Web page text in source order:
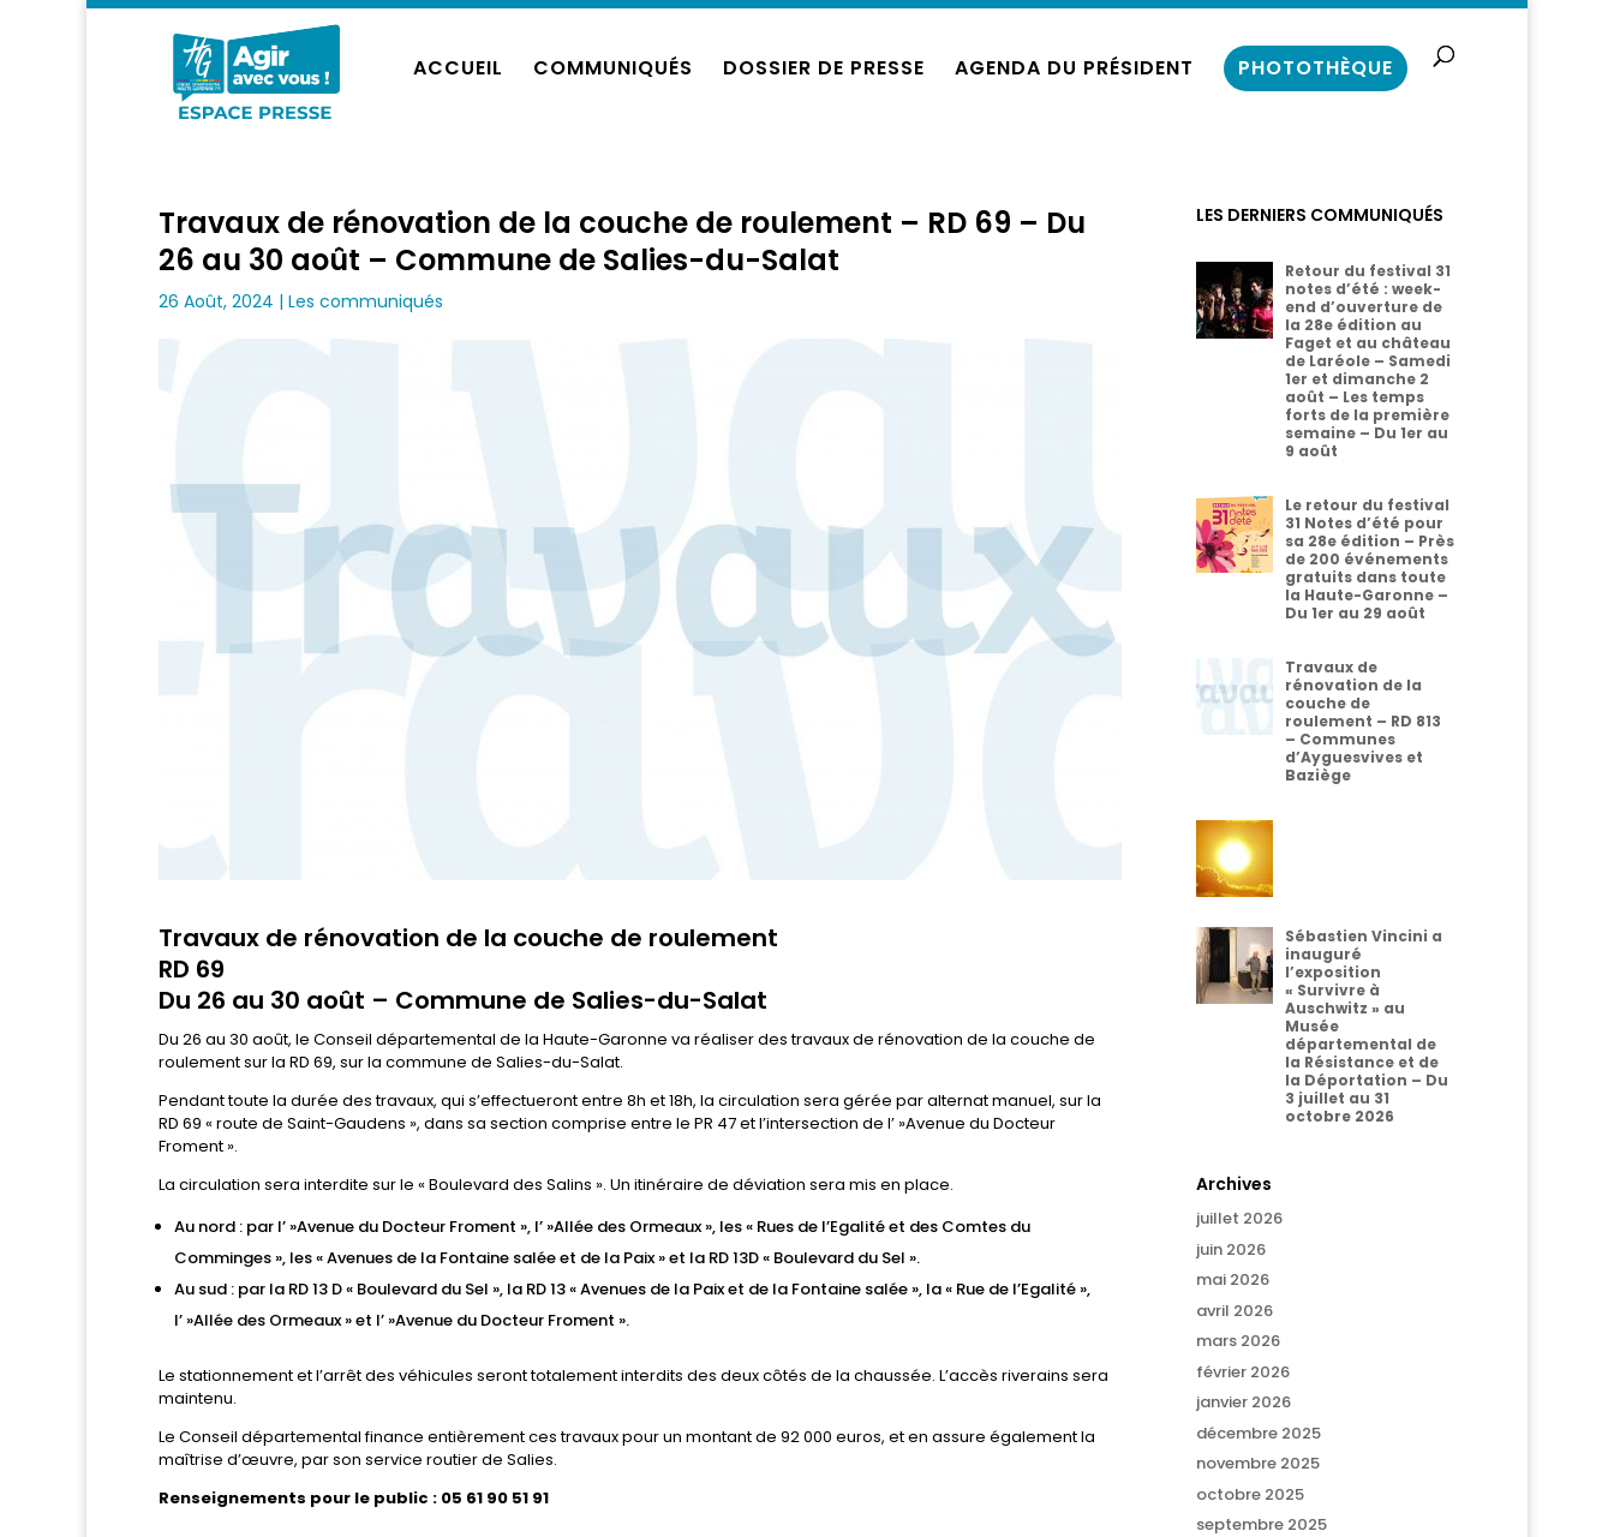
ACCUEIL COMMUNIQUÉS DOSSIER DE PRESSE AGENDA DU PRÉSIDENT PHOTOTHÈQUE
Travaux de rénovation de la couche de roulement – RD 69 – Du
26 au 30 août – Commune de Salies-du-Salat
26 Août, 2024 | Les communiqués
Travaux de rénovation de la couche de roulement
RD 69
Du 26 au 30 août – Commune de Salies-du-Salat
Du 26 au 30 août, le Conseil départemental de la Haute-Garonne va réaliser des travaux de rénovation de la couche de
roulement sur la RD 69, sur la commune de Salies-du-Salat.
Pendant toute la durée des travaux, qui s’effectueront entre 8h et 18h, la circulation sera gérée par alternat manuel, sur la
RD 69 « route de Saint-Gaudens », dans sa section comprise entre le PR 47 et l’intersection de l’ »Avenue du Docteur
Froment ».
La circulation sera interdite sur le « Boulevard des Salins ». Un itinéraire de déviation sera mis en place.
Au nord : par l’ »Avenue du Docteur Froment », l’ »Allée des Ormeaux », les « Rues de l’Egalité et des Comtes du
Comminges », les « Avenues de la Fontaine salée et de la Paix » et la RD 13D « Boulevard du Sel ».
Au sud : par la RD 13 D « Boulevard du Sel », la RD 13 « Avenues de la Paix et de la Fontaine salée », la « Rue de l’Egalité »,
l’ »Allée des Ormeaux » et l’ »Avenue du Docteur Froment ».
Le stationnement et l’arrêt des véhicules seront totalement interdits des deux côtés de la chaussée. L’accès riverains sera
maintenu.
Le Conseil départemental finance entièrement ces travaux pour un montant de 92 000 euros, et en assure également la
maîtrise d’œuvre, par son service routier de Salies.
Renseignements pour le public : 05 61 90 51 91
LES DERNIERS COMMUNIQUÉS
Retour du festival 31
notes d’été : week-
end d’ouverture de
la 28e édition au
Faget et au château
de Laréole – Samedi
1er et dimanche 2
août – Les temps
forts de la première
semaine – Du 1er au
9 août
Le retour du festival
31 Notes d’été pour
sa 28e édition – Près
de 200 événements
gratuits dans toute
la Haute-Garonne –
Du 1er au 29 août
Travaux de
rénovation de la
couche de
roulement – RD 813
– Communes
d’Ayguesvives et
Baziège
Sébastien Vincini a
inauguré
l’exposition
« Survivre à
Auschwitz » au
Musée
départemental de
la Résistance et de
la Déportation – Du
3 juillet au 31
octobre 2026
Archives
juillet 2026
juin 2026
mai 2026
avril 2026
mars 2026
février 2026
janvier 2026
décembre 2025
novembre 2025
octobre 2025
septembre 2025